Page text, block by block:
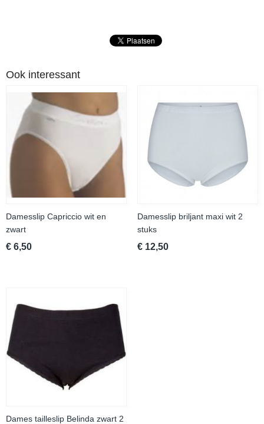
Ook interessant
Damesslip Capriccio wit en
zwart
€ 6,50
Damesslip briljant maxi wit 2
stuks
€ 12,50
Dames tailleslip Belinda zwart 2